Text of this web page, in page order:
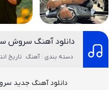
دانلود آهنگ سروش
دسته بندی : آهنگ تاریخ انتشار :15
دانلود آهنگ جدید